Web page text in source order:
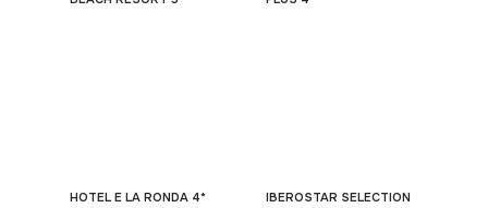
HOTEL E LA RONDA 4*
IBEROSTAR SELECTION